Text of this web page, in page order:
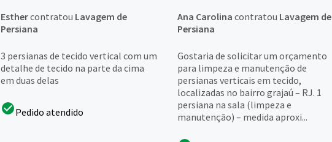
Esthercontratou Lavagem de
Persiana
3 persianas de tecido vertical com um
detalhe de tecido na parte da cima
em duas delas
Pedido atendido
Ana Carolina contratou Lavagem de
Persiana
Gostaria de solicitar um orçamento
para limpeza e manutenção de
persianas verticais em tecido,
localizadas no bairro grajaú – RJ. 1
persiana na sala (limpeza e
manutenção) – medida aproxi...